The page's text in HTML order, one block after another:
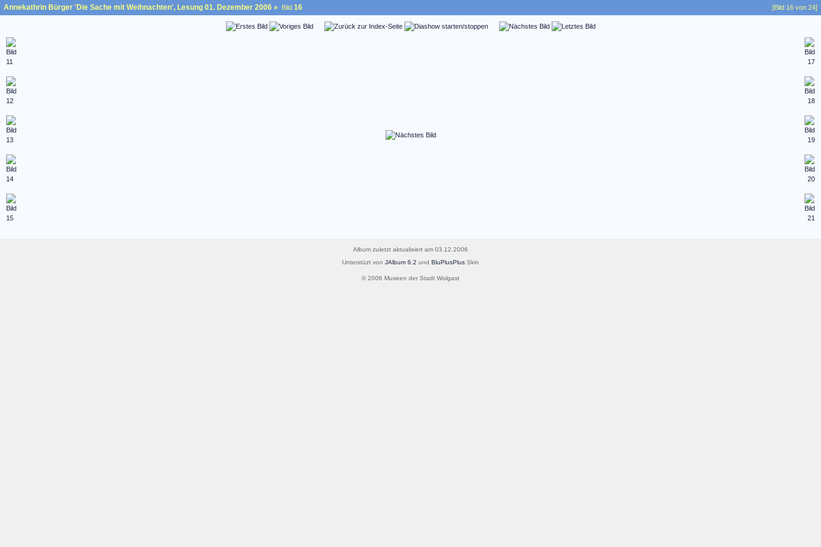
Annekathrin Bürger 'Die Sache mit Weihnachten', Lesung 01. Dezember 2006 » Bild 16 [Bild 16 von 24]
Album zuletzt aktualisiert am 03.12.2006
Unterstüzt von JAlbum 6.2 und BluPlusPlus Skin
© 2006 Museen der Stadt Wolgast